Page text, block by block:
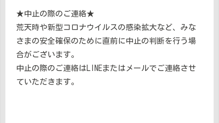
★中止の際のご連絡★
荒天時や新型コロナウイルスの感染拡大など、みな
さまの安全確保のために直前に中止の判断を行う場
合がございます。
中止の際のご連絡はLINEまたはメールでご連絡させ
ていただきます。